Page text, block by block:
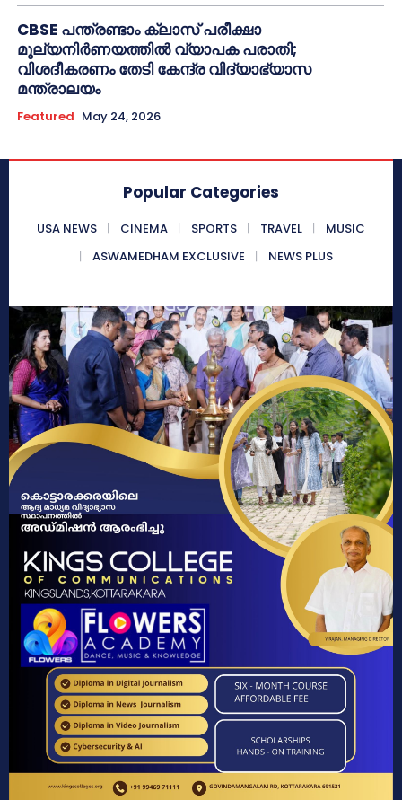
CBSE പന്ത്രണ്ടാം ക്ലാസ് പരീക്ഷാ
മൂല്യനിർണയത്തിൽ വ്യാപക പരാതി;
വിശദീകരണം തേടി കേന്ദ്ര വിദ്യാഭ്യാസ
മന്ത്രാലയം
Featured May 24, 2026
Popular Categories
USA NEWS CINEMA SPORTS TRAVEL
MUSIC
ASWAMEDHAM EXCLUSIVE
NEWS PLUS